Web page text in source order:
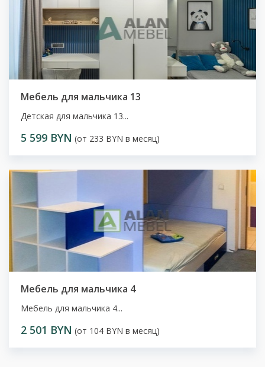
Мебель для мальчика 13
Детская для мальчика 13...
5 599 BYN (от 233 BYN в месяц)
Мебель для мальчика 4
Мебель для мальчика 4...
2 501 BYN (от 104 BYN в месяц)